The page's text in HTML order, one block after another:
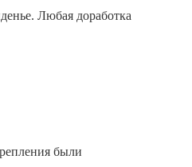
Любая доработка
были